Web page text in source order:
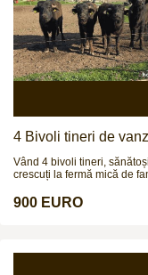
4 Bivoli tineri de
Vând 4 bivoli tineri,
crescuți la fermă mică de
vârsta de aproximativ 1.2
900 EURO